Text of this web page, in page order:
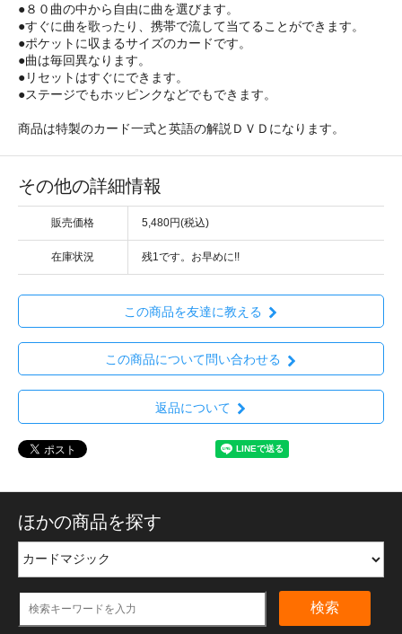
●８０曲の中から自由に曲を選びます。
●すぐに曲を歌ったり、携帯で流して当てることができます。
●ポケットに収まるサイズのカードです。
●曲は毎回異なります。
●リセットはすぐにできます。
●ステージでもホッピンクなどでもできます。
商品は特製のカード一式と英語の解説ＤＶＤになります。
その他の詳細情報
販売価格 5,480円(税込)
在庫状況 残1です。お早めに!!
この商品を友達に教える
この商品について問い合わせる
返品について
ほかの商品を探す
検索